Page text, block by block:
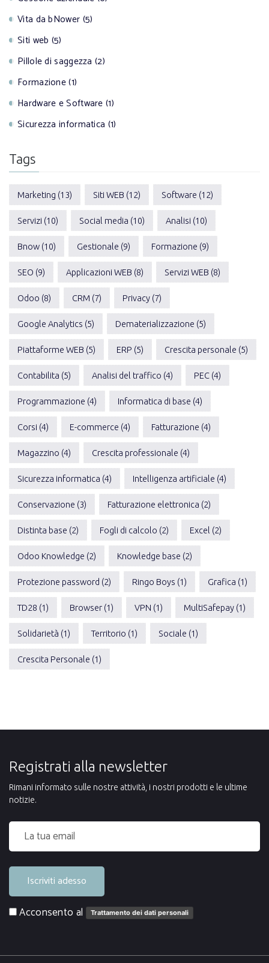
Vita da bNower (5)
Siti web (5)
Pillole di saggezza (2)
Formazione (1)
Hardware e Software (1)
Sicurezza informatica (1)
Tags
Marketing (13) Siti WEB (12) Software (12)
Servizi (10) Social media (10) Analisi (10)
Bnow (10) Gestionale (9) Formazione (9)
SEO (9) Applicazioni WEB (8) Servizi WEB (8)
Odoo (8) CRM (7) Privacy (7)
Google Analytics (5) Dematerializzazione (5)
Piattaforme WEB (5) ERP (5) Crescita personale (5)
Contabilita (5) Analisi del traffico (4) PEC (4)
Programmazione (4) Informatica di base (4)
Corsi (4) E-commerce (4) Fatturazione (4)
Magazzino (4) Crescita professionale (4)
Sicurezza informatica (4) Intelligenza artificiale (4)
Conservazione (3) Fatturazione elettronica (2)
Distinta base (2) Fogli di calcolo (2) Excel (2)
Odoo Knowledge (2) Knowledge base (2)
Protezione password (2) Ringo Boys (1) Grafica (1)
TD28 (1) Browser (1) VPN (1) MultiSafepay (1)
Solidarietà (1) Territorio (1) Sociale (1)
Crescita Personale (1)
Registrati alla newsletter
Rimani informato sulle nostre attività, i nostri prodotti e le ultime
notizie.
Iscriviti adesso
Acconsento al Trattamento dei dati personali